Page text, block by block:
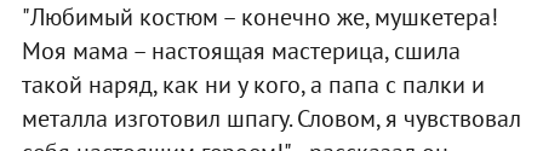
"Любимый костюм – конечно же, мушкетера!
Моя мама – настоящая мастерица, сшила
такой наряд, как ни у кого, а папа с палки и
металла изготовил шпагу. Словом, я чувствовал